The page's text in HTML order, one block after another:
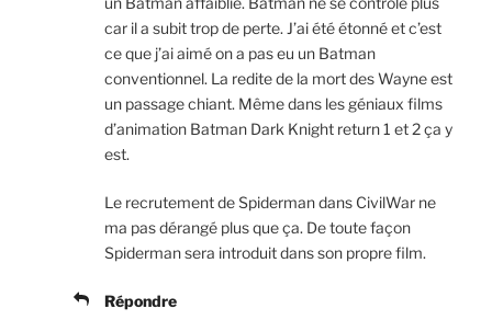
car il a subit trop de perte. J’ai été étonné et c’est
ce que j’ai aimé on a pas eu un Batman
conventionnel. La redite de la mort des Wayne est
un passage chiant. Même dans les géniaux films
d’animation Batman Dark Knight return 1 et 2 ça y
est.
Le recrutement de Spiderman dans CivilWar ne
ma pas dérangé plus que ça. De toute façon
Spiderman sera introduit dans son propre film.
Répondre